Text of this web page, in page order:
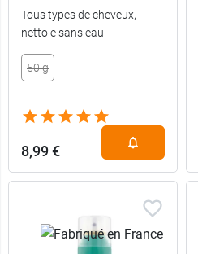
Tous types de cheveux,
nettoie sans eau
50 g
8,99 €